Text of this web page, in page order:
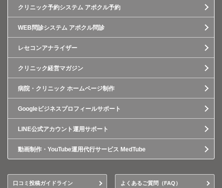
クリニック予約システム アポクル予約
WEB問診システム アポクル問診
レセコンアナライザー
クリニック経営マガジン
病院・クリニック ホームページ制作
Googleビジネスプロフィールサポート
LINE公式アカウント運用サポート
動画制作・YouTube運用代行サービス MedTube
口コミ投稿ガイドライン よくあるご質問（FAQ）